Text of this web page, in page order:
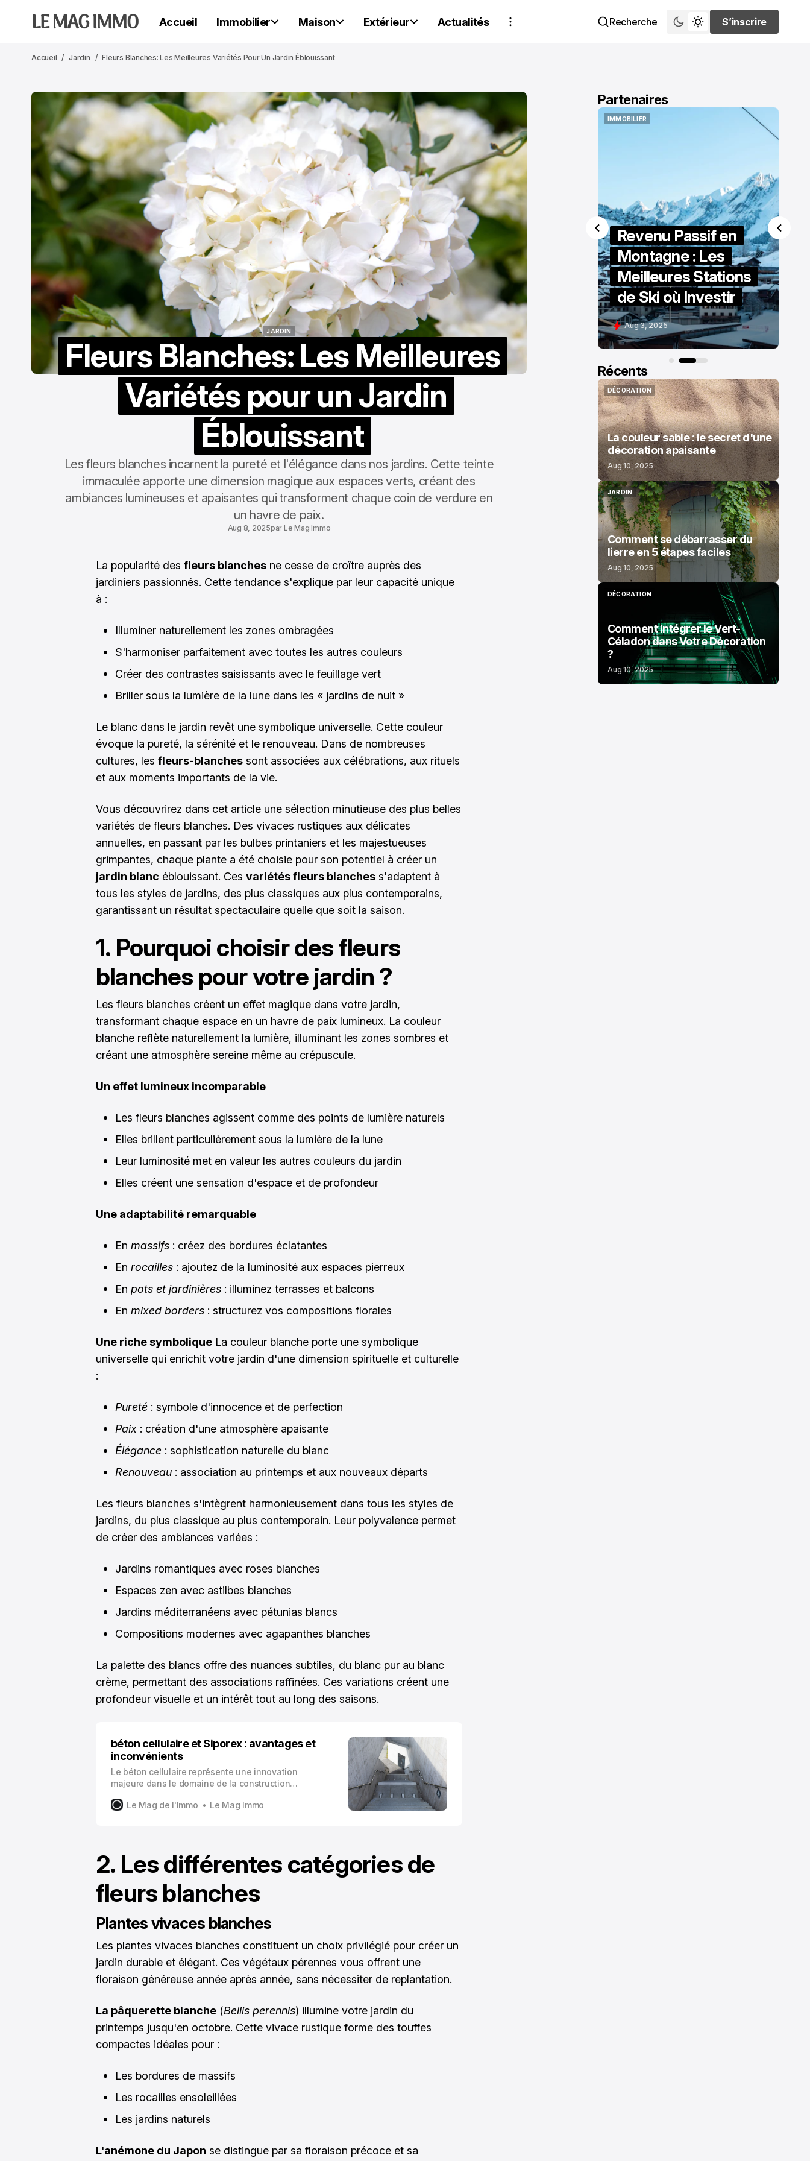
Accueil Immobilier Maison Extérieur Actualités Recherche
S’inscrire
S’inscrire
Accueil Jardin Fleurs Blanches: Les Meilleures Variétés Pour Un Jardin Éblouissant
JARDIN
Fleurs Blanches: Les Meilleures
Variétés pour un Jardin
Éblouissant
Les fleurs blanches incarnent la pureté et l'élégance dans nos jardins. Cette teinte
immaculée apporte une dimension magique aux espaces verts, créant des
ambiances lumineuses et apaisantes qui transforment chaque coin de verdure en
un havre de paix.
Aug 8, 2025par Le Mag Immo
La popularité des fleurs blanches ne cesse de croître auprès des
jardiniers passionnés. Cette tendance s'explique par leur capacité unique
à :
Illuminer naturellement les zones ombragées
S'harmoniser parfaitement avec toutes les autres couleurs
Créer des contrastes saisissants avec le feuillage vert
Briller sous la lumière de la lune dans les « jardins de nuit »
Le blanc dans le jardin revêt une symbolique universelle. Cette couleur
évoque la pureté, la sérénité et le renouveau. Dans de nombreuses
cultures, les fleurs-blanches sont associées aux célébrations, aux rituels
et aux moments importants de la vie.
Vous découvrirez dans cet article une sélection minutieuse des plus belles
variétés de fleurs blanches. Des vivaces rustiques aux délicates
annuelles, en passant par les bulbes printaniers et les majestueuses
grimpantes, chaque plante a été choisie pour son potentiel à créer un
jardin blanc éblouissant. Ces variétés fleurs blanches s'adaptent à
tous les styles de jardins, des plus classiques aux plus contemporains,
garantissant un résultat spectaculaire quelle que soit la saison.
1. Pourquoi choisir des fleurs
blanches pour votre jardin ?
Les fleurs blanches créent un effet magique dans votre jardin,
transformant chaque espace en un havre de paix lumineux. La couleur
blanche reflète naturellement la lumière, illuminant les zones sombres et
créant une atmosphère sereine même au crépuscule.
Un effet lumineux incomparable
Les fleurs blanches agissent comme des points de lumière naturels
Elles brillent particulièrement sous la lumière de la lune
Leur luminosité met en valeur les autres couleurs du jardin
Elles créent une sensation d'espace et de profondeur
Une adaptabilité remarquable
En massifs : créez des bordures éclatantes
En rocailles : ajoutez de la luminosité aux espaces pierreux
En pots et jardinières : illuminez terrasses et balcons
En mixed borders : structurez vos compositions florales
Une riche symbolique La couleur blanche porte une symbolique
universelle qui enrichit votre jardin d'une dimension spirituelle et culturelle
:
Pureté : symbole d'innocence et de perfection
Paix : création d'une atmosphère apaisante
Élégance : sophistication naturelle du blanc
Renouveau : association au printemps et aux nouveaux départs
Les fleurs blanches s'intègrent harmonieusement dans tous les styles de
jardins, du plus classique au plus contemporain. Leur polyvalence permet
de créer des ambiances variées :
Jardins romantiques avec roses blanches
Espaces zen avec astilbes blanches
Jardins méditerranéens avec pétunias blancs
Compositions modernes avec agapanthes blanches
La palette des blancs offre des nuances subtiles, du blanc pur au blanc
crème, permettant des associations raffinées. Ces variations créent une
profondeur visuelle et un intérêt tout au long des saisons.
béton cellulaire et Siporex : avantages et
inconvénients
Le béton cellulaire représente une innovation
majeure dans le domaine de la construction
nom générique en France, combine légèreté et
Le Mag de l'Immo Le Mag Immo
2. Les différentes catégories de
fleurs blanches
Plantes vivaces blanches
Les plantes vivaces blanches constituent un choix privilégié pour créer un
jardin durable et élégant. Ces végétaux pérennes vous offrent une
floraison généreuse année après année, sans nécessiter de replantation.
La pâquerette blanche (Bellis perennis) illumine votre jardin du
printemps jusqu'en octobre. Cette vivace rustique forme des touffes
compactes idéales pour :
Les bordures de massifs
Les rocailles ensoleillées
Les jardins naturels
L'anémone du Japon se distingue par sa floraison précoce et sa
Partenaires
IMMOBILIER
IMMOBILIER
Revenu Passif en
Montagne : Les
Meilleures Stations
de Ski où Investir
Aug 3, 2025
SATISFACTION CLIENT IMMOBILIER
Comment Améliorer
Votre Service Client
Immobilier
Aug 4, 2025
Récents
DÉCORATION
DÉCORATION
La couleur sable : le secret d'une
décoration apaisante
Aug 10, 2025
JARDIN
JARDIN
Comment se débarrasser du
lierre en 5 étapes faciles
Aug 10, 2025
DÉCORATION
Comment Intégrer le Vert-
Céladon dans Votre Décoration
?
Aug 10, 2025